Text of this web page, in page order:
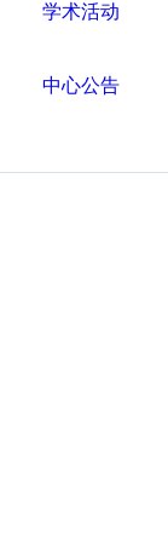
学术活动
中心公告